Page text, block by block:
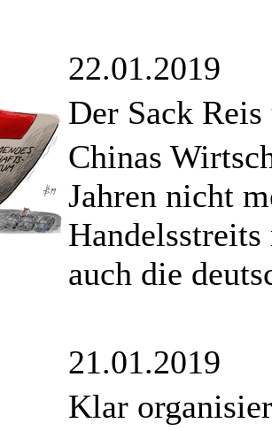
22.01.2019
Der Sack
Chinas
Jahren nicht
auch die
21.01.2019
Klar